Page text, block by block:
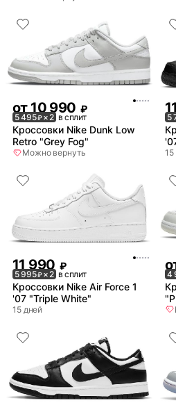
от10 990 ₽
5 495₽× 2 в сплит
Кроссовки Nike Dunk Low
Retro "Grey Fog"
Можно вернуть
5
15
11 990 ₽
5 995₽× 2 в сплит
Кроссовки Nike Air Force 1
'07 "Triple White"
15 дней
4